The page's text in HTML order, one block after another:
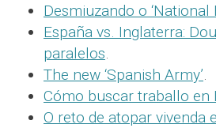
Desmiuzando o ‘National
España vs. Inglaterra:
paralelos.
The new ‘Spanish Army’.
Cómo buscar traballo en
O reto de atopar vivenda